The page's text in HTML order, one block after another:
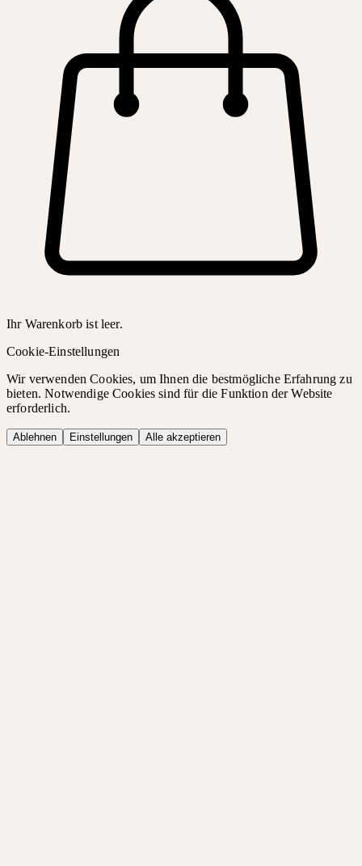
Ihr Warenkorb ist leer.
Cookie-Einstellungen
Wir verwenden Cookies, um Ihnen die bestmögliche Erfahrung zu
bieten. Notwendige Cookies sind für die Funktion der Website
erforderlich.
Ablehnen Einstellungen Alle akzeptieren